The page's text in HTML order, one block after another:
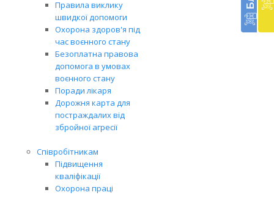
Правила виклику
швидкої допомоги
Охорона здоров'я під
час воєнного стану
Безоплатна правова
допомога в умовах
воєнного стану
Поради лікаря
Дорожня карта для
постраждалих від
збройної агресії
Співробітникам
Підвищення
кваліфікації
Охорона праці